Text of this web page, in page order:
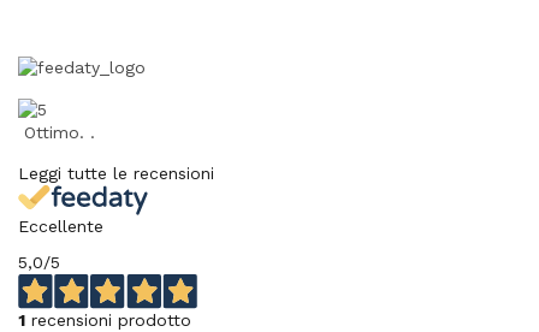
Ottimo. .
Leggi tutte le recensioni
Eccellente
5,0/5
1 recensioni prodotto